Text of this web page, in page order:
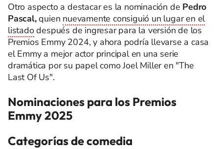
Otro aspecto a destacar es la nominación de Pedro
Pascal,quien nuevamente consiguió un lugar en el
listadodespués de ingresar para la versión de los
Premios Emmy 2024, y ahora podría llevarse a casa
el Emmy a mejor actor principal en una serie
dramática por su papel como Joel Miller en "The
Last Of Us".
Nominaciones para los Premios
Emmy 2025
Categorías de comedia